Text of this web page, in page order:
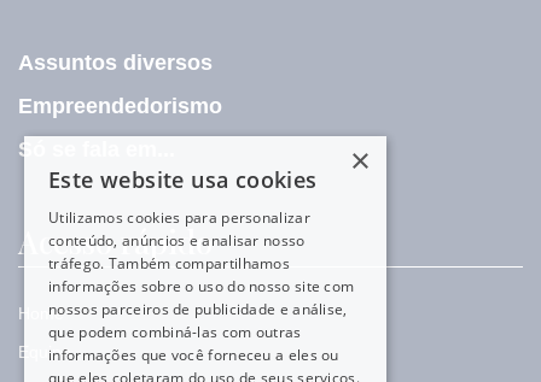
Assuntos diversos
Empreendedorismo
Só se fala em...
Acesso rápido
Home
Equipe
×
Este website usa cookies
Utilizamos cookies para personalizar
conteúdo, anúncios e analisar nosso
tráfego. Também compartilhamos
informações sobre o uso do nosso site com
nossos parceiros de publicidade e análise,
que podem combiná-las com outras
informações que você forneceu a eles ou
que eles coletaram do uso de seus serviços.